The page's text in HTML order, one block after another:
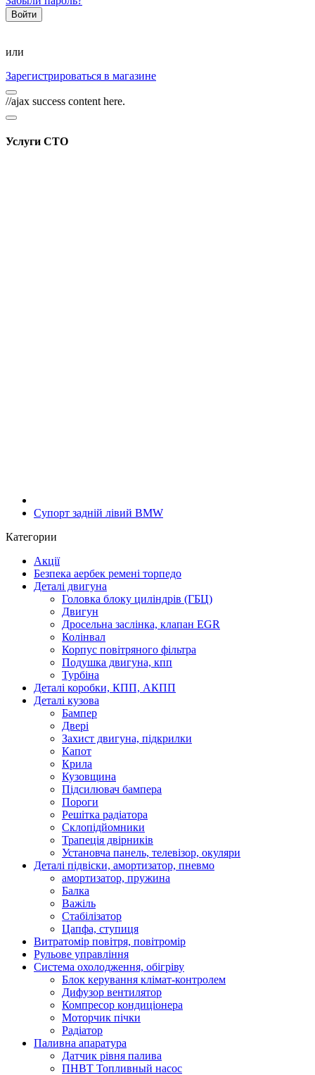
или
Зарегистрироваться в магазине
//ajax success content here.
Услуги СТО
Супорт задній лівий BMW
Категории
Акції
Безпека аербек ремені торпедо
Деталі двигуна
Головка блоку циліндрів (ГБЦ)
Двигун
Дросельна заслінка, клапан EGR
Колінвал
Корпус повітряного фільтра
Подушка двигуна, кпп
Турбіна
Деталі коробки, КПП, АКПП
Деталі кузова
Бампер
Двері
Захист двигуна, підкрилки
Капот
Крила
Кузовщина
Підсилювач бампера
Пороги
Решітка радіатора
Склопідйомники
Трапеція двірників
Установча панель, телевізор, окуляри
Деталі підвіски, амортизатор, пневмо
амортизатор, пружина
Балка
Важіль
Стабілізатор
Цапфа, ступиця
Витратомір повітря, повітромір
Рульове управління
Система охолодження, обігріву
Блок керування клімат-контролем
Дифузор вентилятор
Компресор кондиціонера
Моторчик пічки
Радіатор
Паливна апаратура
Датчик рівня палива
ПНВТ Топливный насос